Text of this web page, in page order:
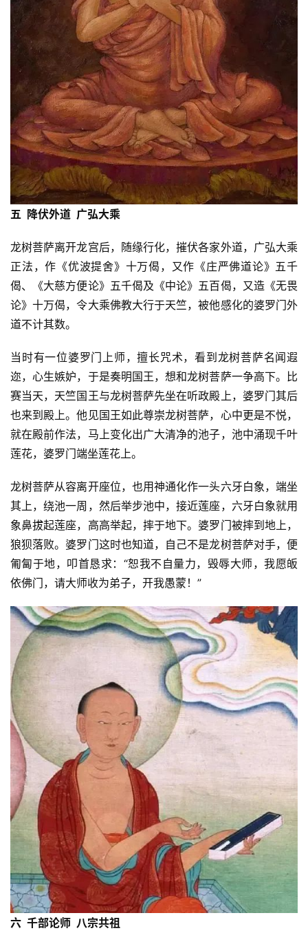
教
人
物
寺
院
巡
礼
视
频
纪
录
佛
教
术
政
策
法
规
免
责
声
明
登录 注册
五 降伏外道 广弘大乘
龙树菩萨离开龙宫后，随缘行化，摧伏各家外道，广弘大乘
正法，作《优波提舍》十万偈，又作《庄严佛道论》五千
偈、《大慈方便论》五千偈及《中论》五百偈，又造《无畏
论》十万偈，令大乘佛教大行于天竺，被他感化的婆罗门外
道不计其数。
当时有一位婆罗门上师，擅长咒术，看到龙树菩萨名闻遐
迩，心生嫉妒，于是奏明国王，想和龙树菩萨一争高下。比
赛当天，天竺国王与龙树菩萨先坐在听政殿上，婆罗门其后
也来到殿上。他见国王如此尊崇龙树菩萨，心中更是不悦，
就在殿前作法，马上变化出广大清净的池子，池中涌现千叶
莲花，婆罗门端坐莲花上。
龙树菩萨从容离开座位，也用神通化作一头六牙白象，端坐
其上，绕池一周，然后举步池中，接近莲座，六牙白象就用
象鼻拔起莲座，高高举起，摔于地下。婆罗门被摔到地上，
狼狈落败。婆罗门这时也知道，自己不是龙树菩萨对手，便
匍匐于地，叩首恳求：“恕我不自量力，毁辱大师，我愿皈
依佛门，请大师收为弟子，开我愚蒙！”
六 千部论师 八宗共祖